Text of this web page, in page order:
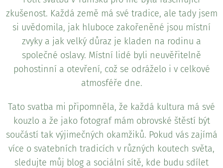
zkušenost. Každá země má své tradice, ale tady jsem
si uvědomila, jak hluboce zakořeněné jsou místní
zvyky a jak velký důraz je kladen na rodinu a
společné oslavy. Místní lidé byli neuvěřitelně
pohostinní a otevření, což se odráželo i v celkové
atmosféře dne.
Tato svatba mi připomněla, že každá kultura má své
kouzlo a že jako fotograf mám obrovské štěstí být
součástí tak výjimečných okamžiků. Pokud vás zajímá
více o svatebních tradicích v různých koutech světa,
sledujte můj blog a sociální sítě, kde budu sdílet